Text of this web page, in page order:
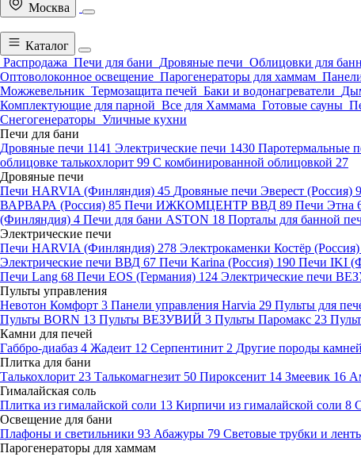
Москва
Каталог
Распродажа Печи для бани Дровяные печи Облицовки для
Оптоволоконное освещение Парогенераторы для хаммам
Можжевельник Термозащита печей Баки и водонагреватели
Комплектующие для парной Все для Хаммама Готовые сауны
Снегогенераторы Уличные кухни
Печи для бани
Дровяные печи 1141 Электрические печи 1430 Паротермальные
облицовке талькохлорит 99 С комбинированной облицовкой 27
Дровяные печи
Печи HARVIA (Финляндия) 45 Дровяные печи Эверест (Россия)
ВАРВАРА (Россия) 85 Печи ИЖКОМЦЕНТР ВВД 89 Печи Этна
(Финляндия) 4 Печи для бани ASTON 18 Порталы для банной
Электрические печи
Печи HARVIA (Финляндия) 278 Электрокаменки Костёр (Россия)
Электрические печи ВВД 67 Печи Karina (Россия) 190 Печи IKI
Печи Lang 68 Печи EOS (Германия) 124 Электрические печи
Пульты управления
Невотон Комфорт 3 Панели управления Harvia 29 Пульты для
Пульты BORN 13 Пульты ВЕЗУВИЙ 3 Пульты Паромакс 23
Камни для печей
Габбро-диабаз 4 Жадеит 12 Серпентинит 2 Другие породы камней
Плитка для бани
Талькохлорит 23 Талькомагнезит 50 Пироксенит 14 Змеевик 16
Гималайская соль
Плитка из гималайской соли 13 Кирпичи из гималайской соли 8
Освещение для бани
Плафоны и светильники 93 Абажуры 79 Световые трубки и
Парогенераторы для хаммам